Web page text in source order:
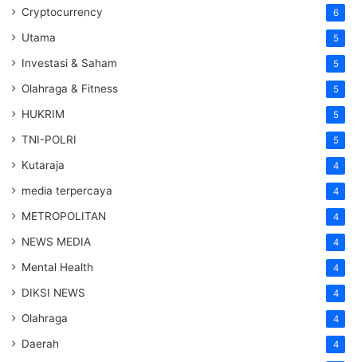
Cryptocurrency 6
Utama 5
Investasi & Saham 5
Olahraga & Fitness 5
HUKRIM 5
TNI-POLRI 5
Kutaraja 4
media terpercaya 4
METROPOLITAN 4
NEWS MEDIA 4
Mental Health 4
DIKSI NEWS 4
Olahraga 4
Daerah 4